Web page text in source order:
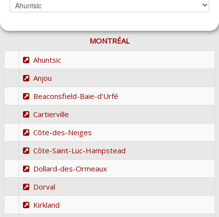
MONTRÉAL
Ahuntsic
Anjou
Beaconsfield-Baie-d'Urfé
Cartierville
Côte-des-Neiges
Côte-Saint-Luc-Hampstead
Dollard-des-Ormeaux
Dorval
Kirkland